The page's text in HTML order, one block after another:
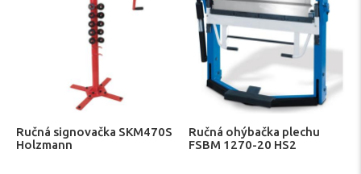
Ručná signovačka SKM470S
Holzmann
Ručná ohýbačka plechu
FSBM 1270-20 HS2